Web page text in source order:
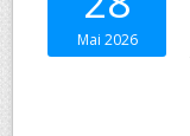
Mai 2026